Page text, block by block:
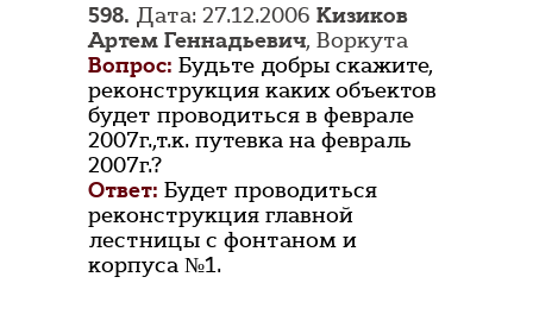
598. Дата: 27.12.2006 Кизиков
Артем Геннадьевич, Воркута
Вопрос: Будьте добры скажите,
реконструкция каких объектов
будет проводиться в феврале
2007г.,т.к. путевка на февраль
2007г.?
Ответ: Будет проводиться
реконструкция главной
лестницы с фонтаном и
корпуса №1.